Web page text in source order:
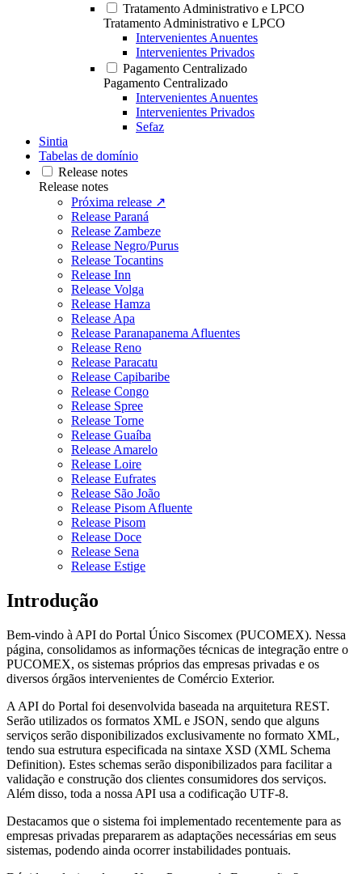
Tratamento Administrativo e LPCO
Tratamento Administrativo e LPCO
Intervenientes Anuentes
Intervenientes Privados
Pagamento Centralizado
Pagamento Centralizado
Intervenientes Anuentes
Intervenientes Privados
Sefaz
Sintia
Tabelas de domínio
Release notes
Release notes
Próxima release ↗
Release Paraná
Release Zambeze
Release Negro/Purus
Release Tocantins
Release Inn
Release Volga
Release Hamza
Release Apa
Release Paranapanema Afluentes
Release Reno
Release Paracatu
Release Capibaribe
Release Congo
Release Spree
Release Torne
Release Guaíba
Release Amarelo
Release Loire
Release Eufrates
Release São João
Release Pisom Afluente
Release Pisom
Release Doce
Release Sena
Release Estige
Introdução
Bem-vindo à API do Portal Único Siscomex (PUCOMEX). Nessa
página, consolidamos as informações técnicas de integração entre o
PUCOMEX, os sistemas próprios das empresas privadas e os
diversos órgãos intervenientes de Comércio Exterior.
A API do Portal foi desenvolvida baseada na arquitetura REST.
Serão utilizados os formatos XML e JSON, sendo que alguns
serviços serão disponibilizados exclusivamente no formato XML,
tendo sua estrutura especificada na sintaxe XSD (XML Schema
Definition). Estes schemas serão disponibilizados para facilitar a
validação e construção dos clientes consumidores dos serviços.
Além disso, toda a nossa API usa a codificação UTF-8.
Destacamos que o sistema foi implementado recentemente para as
empresas privadas prepararem as adaptações necessárias em seus
sistemas, podendo ainda ocorrer instabilidades pontuais.